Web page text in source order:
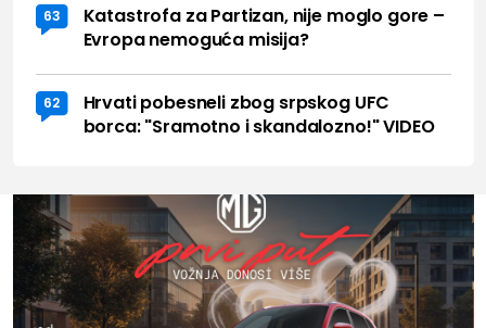
63
Katastrofa za Partizan, nije moglo gore –
Evropa nemoguća misija?
62
Hrvati pobesneli zbog srpskog UFC
borca: "Sramotno i skandalozno!" VIDEO